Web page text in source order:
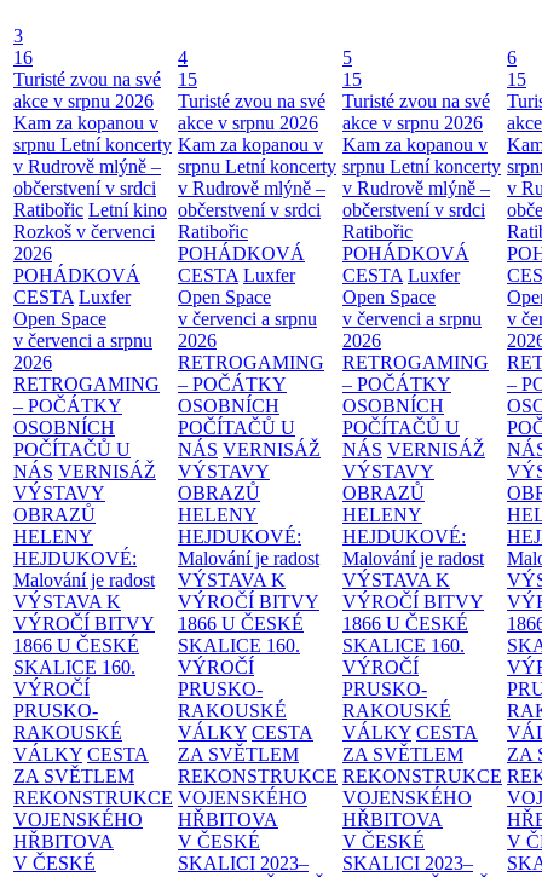
3
16
Turisté zvou na své
akce v srpnu 2026
Kam za kopanou v
srpnu Letní koncerty
v Rudrově mlýně –
občerstvení v srdci
Ratibořic Letní kino
Rozkoš v červenci
2026
POHÁDKOVÁ
CESTA Luxfer
Open Space
v červenci a srpnu
2026
RETROGAMING
– POČÁTKY
OSOBNÍCH
POČÍTAČŮ U
NÁS VERNISÁŽ
VÝSTAVY
OBRAZŮ
HELENY
HEJDUKOVÉ:
Malování je radost
VÝSTAVA K
VÝROČÍ BITVY
1866 U ČESKÉ
SKALICE 160.
VÝROČÍ
PRUSKO-
RAKOUSKÉ
VÁLKY CESTA
ZA SVĚTLEM
REKONSTRUKCE
VOJENSKÉHO
HŘBITOVA
V ČESKÉ
4
15
Turisté zvou na své
akce v srpnu 2026
Kam za kopanou v
srpnu Letní koncerty
v Rudrově mlýně –
občerstvení v srdci
Ratibořic
POHÁDKOVÁ
CESTA Luxfer
Open Space
v červenci a srpnu
2026
RETROGAMING
– POČÁTKY
OSOBNÍCH
POČÍTAČŮ U
NÁS VERNISÁŽ
VÝSTAVY
OBRAZŮ
HELENY
HEJDUKOVÉ:
Malování je radost
VÝSTAVA K
VÝROČÍ BITVY
1866 U ČESKÉ
SKALICE 160.
VÝROČÍ
PRUSKO-
RAKOUSKÉ
VÁLKY CESTA
ZA SVĚTLEM
REKONSTRUKCE
VOJENSKÉHO
HŘBITOVA
V ČESKÉ
SKALICI 2023–
5
15
Turisté zvou na své
akce v srpnu 2026
Kam za kopanou v
srpnu Letní koncerty
v Rudrově mlýně –
občerstvení v srdci
Ratibořic
POHÁDKOVÁ
CESTA Luxfer
Open Space
v červenci a srpnu
2026
RETROGAMING
– POČÁTKY
OSOBNÍCH
POČÍTAČŮ U
NÁS VERNISÁŽ
VÝSTAVY
OBRAZŮ
HELENY
HEJDUKOVÉ:
Malování je radost
VÝSTAVA K
VÝROČÍ BITVY
1866 U ČESKÉ
SKALICE 160.
VÝROČÍ
PRUSKO-
RAKOUSKÉ
VÁLKY CESTA
ZA SVĚTLEM
REKONSTRUKCE
VOJENSKÉHO
HŘBITOVA
V ČESKÉ
SKALICI 2023–
6
15
v
v
–
ZA
V